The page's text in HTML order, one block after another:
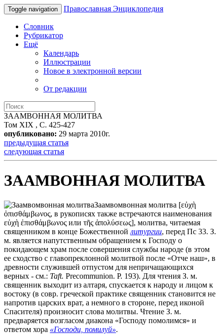
Toggle navigation Православная Энциклопедия
Словник
Рубрикатор
Ещё
Календарь
Иллюстрации
Новое в электронной версии
От редакции
ЗААМВОННАЯ МОЛИТВА
Том XIX , С. 425-427
опубликовано: 29 марта 2010г.
предыдущая статья
следующая статья
ЗААМВОННАЯ МОЛИТВА
Заамвомвонная молитва [εὐχὴ
ὀπισθάμβωνος, в рукописях также встречаются наименования
εὐχὴ ἐπισθάμβωνος или τῆς ἀπολύσεως], молитва, читаемая
священником в конце Божественной литургии, перед Пс 33. З.
м. является напутственным обращением к Господу о
покидающем храм после совершения службы народе (в этом
ее сходство с главопреклонной молитвой после «Отче наш», в
древности служившей отпустом для непричащающихся
верных - см.: Taft. Precommunion. P. 193). Для чтения З. м.
священник выходит из алтаря, спускается к народу и лицом к
востоку (в совр. греческой практике священник становится не
напротив царских врат, а немного в стороне, перед иконой
Спасителя) произносит слова молитвы. Чтение З. м.
предваряется возгласом диакона «Господу помолимся» и
ответом хора «Господи, помилуй».